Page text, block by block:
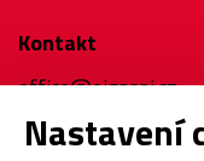
Nastavení
Kontakt
office@eigasai.cz